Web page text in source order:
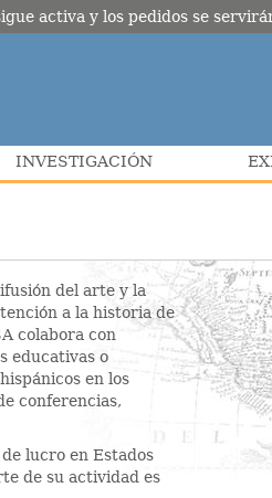
INVESTIGACIÓN
del arte y la
a la historia de
colabora con
educativas o
en los
conferencias,
lucro en Estados
de su actividad es
activa y los pedidos se